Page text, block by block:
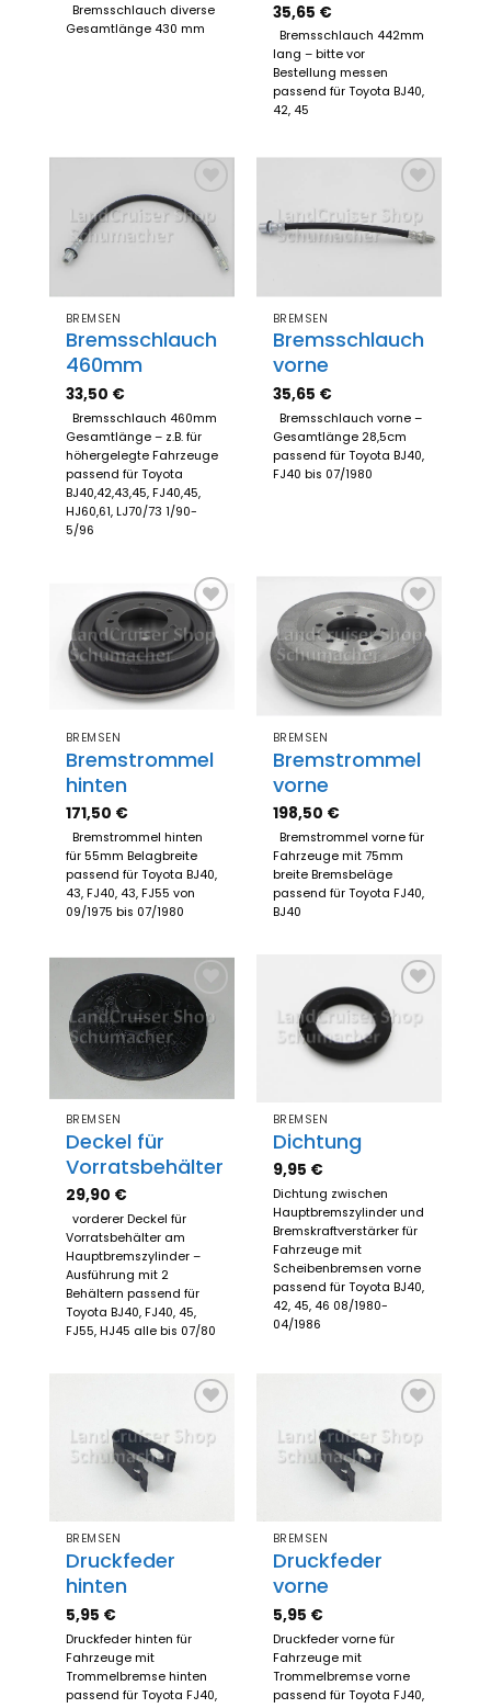
Bremsschlauch diverse
Gesamtlänge 430 mm
35,65 €
Bremsschlauch 442mm
lang – bitte vor
Bestellung messen
passend für Toyota BJ40,
42, 45
Zum
Merkzettel
hinzufügen
BREMSEN
Bremsschlauch
460mm
33,50 €
Bremsschlauch 460mm
Gesamtlänge – z.B. für
höhergelegte Fahrzeuge
passend für Toyota
BJ40,42,43,45, FJ40,45,
HJ60,61, LJ70/73 1/90-
5/96
Zum
Merkzettel
hinzufügen
BREMSEN
Bremsschlauch
vorne
35,65 €
Bremsschlauch vorne –
Gesamtlänge 28,5cm
passend für Toyota BJ40,
FJ40 bis 07/1980
Zum
Merkzettel
hinzufügen
BREMSEN
Bremstrommel
hinten
171,50 €
Bremstrommel hinten
für 55mm Belagbreite
passend für Toyota BJ40,
43, FJ40, 43, FJ55 von
09/1975 bis 07/1980
Zum
Merkzettel
hinzufügen
BREMSEN
Bremstrommel
vorne
198,50 €
Bremstrommel vorne für
Fahrzeuge mit 75mm
breite Bremsbeläge
passend für Toyota FJ40,
BJ40
Zum
Merkzettel
hinzufügen
BREMSEN
Deckel für
Vorratsbehälter
29,90 €
vorderer Deckel für
Vorratsbehälter am
Hauptbremszylinder –
Ausführung mit 2
Behältern passend für
Toyota BJ40, FJ40, 45,
FJ55, HJ45 alle bis 07/80
Zum
Merkzettel
hinzufügen
BREMSEN
Dichtung
9,95 €
Dichtung zwischen
Hauptbremszylinder und
Bremskraftverstärker für
Fahrzeuge mit
Scheibenbremsen vorne
passend für Toyota BJ40,
42, 45, 46 08/1980-
04/1986
Zum
Merkzettel
hinzufügen
BREMSEN
Druckfeder
hinten
5,95 €
Druckfeder hinten für
Fahrzeuge mit
Trommelbremse hinten
passend für Toyota FJ40,
Zum
Merkzettel
hinzufügen
BREMSEN
Druckfeder
vorne
5,95 €
Druckfeder vorne für
Fahrzeuge mit
Trommelbremse vorne
passend für Toyota FJ40,